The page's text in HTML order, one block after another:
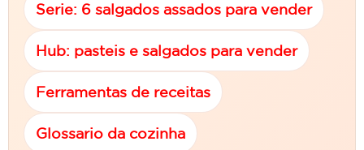
Serie: 6 salgados assados para vender
Hub: pasteis e salgados para vender
Ferramentas de receitas
Glossario da cozinha